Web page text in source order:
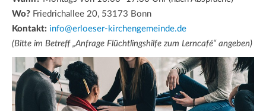
Wo? Friedrichallee 20, 53173 Bonn
Kontakt: info@erloeser-kirchengemeinde.de
(Bitte im Betreff „Anfrage Flüchtlingshilfe zum Lerncafé“ angeben)